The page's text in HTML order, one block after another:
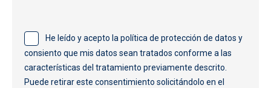
He leído y acepto la política de protección de datos y
consiento que mis datos sean tratados conforme a las
características del tratamiento previamente descrito.
Puede retirar este consentimiento solicitándolo en el